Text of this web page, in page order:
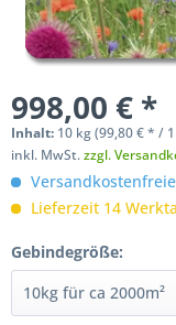
998,00 € *
Inhalt: 10 kg (99,80 €* /
inkl. MwSt.zzgl.
Lieferzeit 14
Gebindegröße: